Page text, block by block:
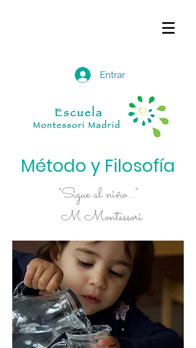
Entrar
Método y Filosofía
“Sigue al niño…”
M.Montessori